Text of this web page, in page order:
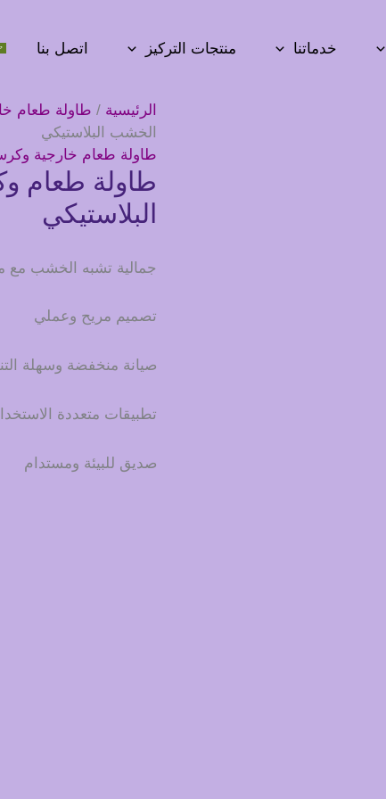
خدماتنا منتجات التركيز اتصل بنا
الرئيسية / طاولة طعام
الخشب البلاستيكي
طاولة طعام خارجية
طاولة طعام
البلاستيكي
جمالية تشبه الخشب مع
تصميم مريح وعملي
صيانة منخفضة وسهلة
تطبيقات متعددة
صديق للبيئة ومستدام